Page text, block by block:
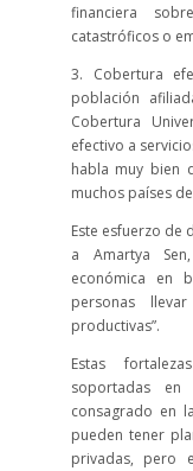
financiera
catastróficos o
3. Cobertura
población
Cobertura
efectivo a
habla muy bien
muchos países
Este esfuerzo de
a Amartya
económica en
personas
productivas”.
Estas
soportadas
consagrado en
pueden tener
privadas, pero